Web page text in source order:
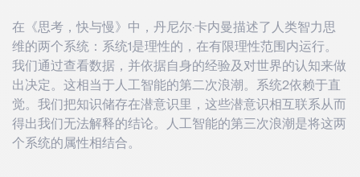
在《思考，快与慢》中，丹尼尔·卡内曼描述了人类智力思
维的两个系统：系统1是理性的，在有限理性范围内运行。
我们通过查看数据，并依据自身的经验及对世界的认知来做
出决定。这相当于人工智能的第二次浪潮。系统2依赖于直
觉。我们把知识储存在潜意识里，这些潜意识相互联系从而
得出我们无法解释的结论。人工智能的第三次浪潮是将这两
个系统的属性相结合。